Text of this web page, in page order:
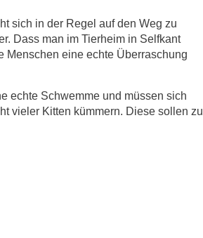
sich in der Regel auf den Weg zu
Dass man im Tierheim in Selfkant
Menschen eine echte Überraschung
echte Schwemme und müssen sich
vieler Kitten kümmern. Diese sollen zu